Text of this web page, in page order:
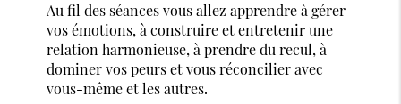
Au fil des séances vous allez apprendre à gérer
vos émotions, à construire et entretenir une
relation harmonieuse, à prendre du recul, à
dominer vos peurs et vous réconcilier avec
vous-même et les autres.